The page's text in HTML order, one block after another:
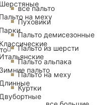
Шерстяные
Пальто на меху
Парки
Классические
Итальянские
Зимние пальто
Двубортные
все пальто
Пуховики
Пальто демисезонные
Пальто из шерсти
Пальто альпака
Пальто на меху
Куртки